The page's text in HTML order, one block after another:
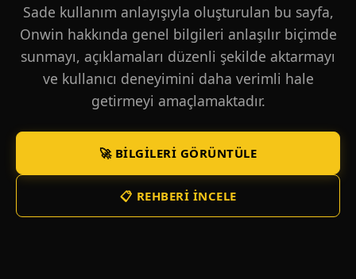
Sade kullanım anlayışıyla oluşturulan bu sayfa,
Onwin hakkında genel bilgileri anlaşılır biçimde
sunmayı, açıklamaları düzenli şekilde aktarmayı
ve kullanıcı deneyimini daha verimli hale
getirmeyi amaçlamaktadır.
🚀 BILGILERI GÖRÜNTÜLE
📋 REHBERI İNCELE